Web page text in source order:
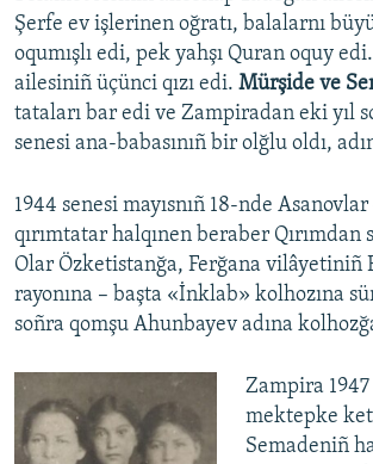
Şerfe ev işlerinen oğratı, balalarnı
oqumışlı edi, pek yahşı Quran oquy
ailesiniñ üçünci qızı edi. Mürşide ve
tataları bar edi ve Zampiradan eki yıl
senesi ana-babasınıñ bir olğlu oldı,
1944 senesi mayısnıñ 18-nde
qırımtatar halqınen beraber
Olar Özketistanğa, Ferğana vilâyetiniñ
rayonına – başta «İnklab» kolhozına
soñra qomşu Ahunbayev adına
Zampira 1947
mektepke
Semadeniñ